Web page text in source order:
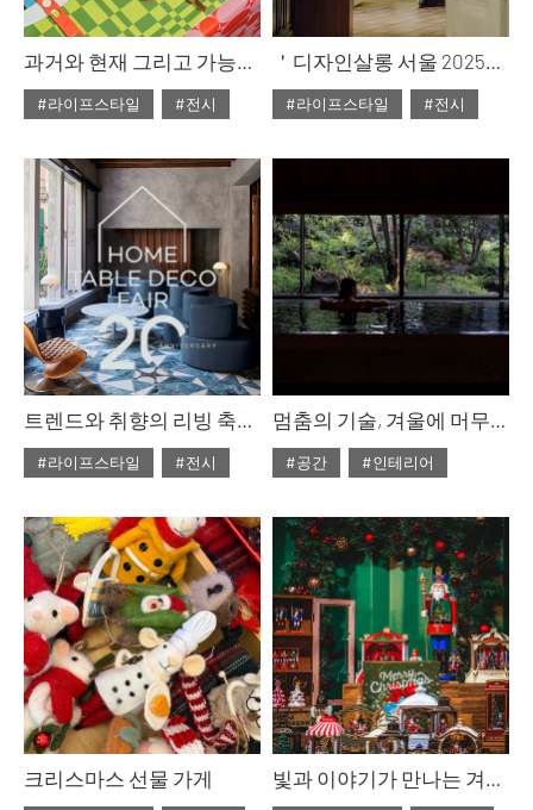
과거와 현재 그리고 가능성, 더치 디자인 위크 2025
#라이프스타일
#전시
#2025년12월호
＇디자인살롱 서울 2025＇ 연사가 답하다, 시대는 디자인을 어떻게 바꾸는가
#라이프스타일
#전시
트렌드와 취향의 리빙 축제, 2025 홈·테이블데코페어 프리뷰
#라이프스타일
#전시
#2025년12월호
멈춤의 기술, 겨울에 머무는 법
#공간
#인테리어
#2025년12월호
크리스마스 선물 가게 빛과 이야기가 만나는 겨울, 홀리데이 유니버스